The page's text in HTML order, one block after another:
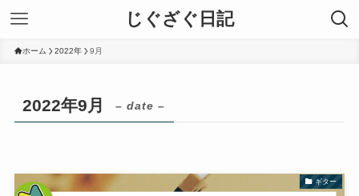
じぐざぐ日記
ホーム 2022年 9月
2022年9月 – date –
ギター